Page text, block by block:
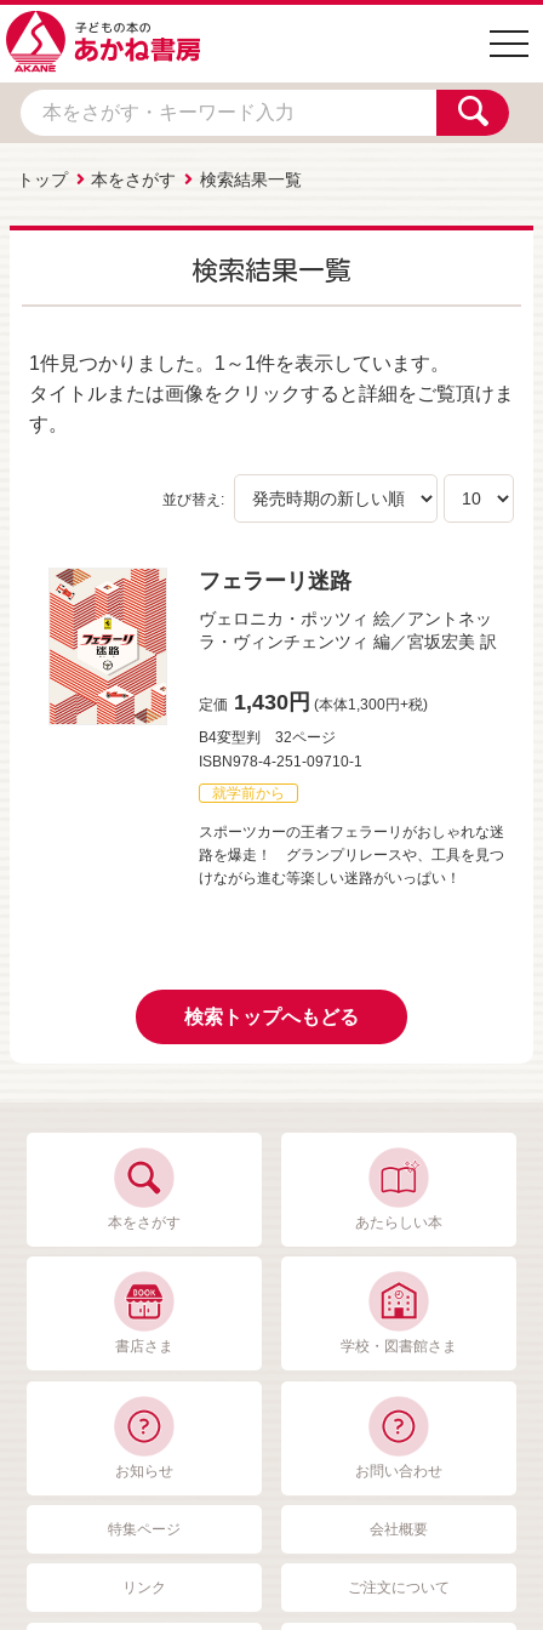
トップ 本をさがす 検索結果一覧
検索結果一覧
1件見つかりました。 1～1件を表示しています。
タイトルまたは画像をクリックすると詳細をご覧頂けま
す。
並び替え:
フェラーリ迷路
ヴェロニカ・ポッツィ 絵／アントネッ
ラ・ヴィンチェンツィ 編／宮坂宏美 訳
定価 1,430円 (本体1,300円+税)
B4変型判
32ページ
ISBN978-4-251-09710-1
就学前から
スポーツカーの王者フェラーリがおしゃれな迷
路を爆走！ グランプリレースや、工具を見つ
けながら進む等楽しい迷路がいっぱい！
検索トップへもどる
本をさがす あたらしい本
書店さま 学校・図書館さま
お知らせ お問い合わせ
特集ページ 会社概要
リンク ご注文について